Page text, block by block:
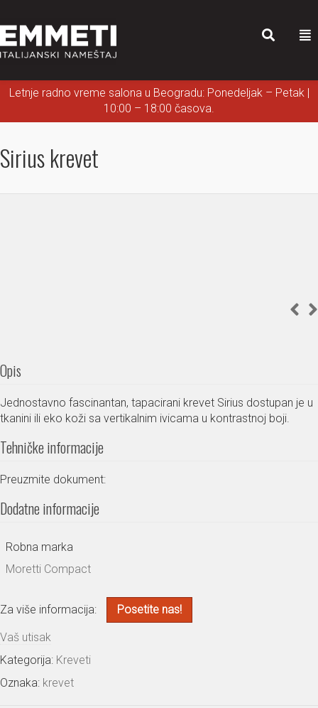
Letnje radno vreme salona u Beogradu: Ponedeljak – Petak |
10:00 – 18:00 časova.
Sirius krevet
Opis
Jednostavno fascinantan, tapacirani krevet Sirius dostupan je u
tkanini ili eko koži sa vertikalnim ivicama u kontrastnoj boji.
Tehničke informacije
Preuzmite dokument:
Dodatne informacije
Robna marka
Moretti Compact
Za više informacija: Posetite nas!
Vaš utisak
Kategorija: Kreveti
Oznaka: krevet